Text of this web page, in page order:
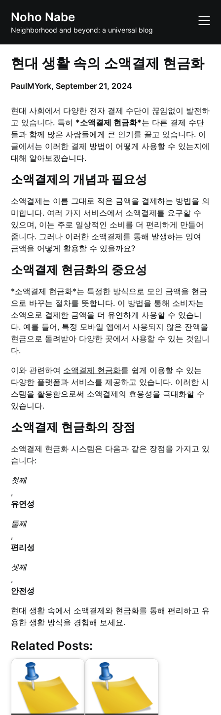
content
Noho Nabe
Neighborhood and beyond: a universal blog
현대 생활 속의 소액결제 현금화
PaulMYork,September 21, 2024
현대 사회에서 다양한 전자 결제 수단이 끊임없이 발전하
고 있습니다. 특히 *소액결제 현금화*는 다른 결제 수단
들과 함께 많은 사람들에게 큰 인기를 끌고 있습니다. 이
글에서는 이러한 결제 방법이 어떻게 사용할 수 있는지에
대해 알아보겠습니다.
소액결제의 개념과 필요성
소액결제는 이름 그대로 적은 금액을 결제하는 방법을 의
미합니다. 여러 가지 서비스에서 소액결제를 요구할 수
있으며, 이는 주로 일상적인 소비를 더 편리하게 만들어
줍니다. 그러나 이러한 소액결제를 통해 발생하는 잉여
금액을 어떻게 활용할 수 있을까요?
소액결제 현금화의 중요성
*소액결제 현금화*는 특정한 방식으로 모인 금액을 현금
으로 바꾸는 절차를 뜻합니다. 이 방법을 통해 소비자는
소액으로 결제한 금액을 더 유연하게 사용할 수 있습니
다. 예를 들어, 특정 모바일 앱에서 사용되지 않은 잔액을
현금으로 돌려받아 다양한 곳에서 사용할 수 있는 것입니
다.
이와 관련하여 소액결제 현금화를 쉽게 이용할 수 있는
다양한 플랫폼과 서비스를 제공하고 있습니다. 이러한 시
스템을 활용함으로써 소액결제의 효용성을 극대화할 수
있습니다.
소액결제 현금화의 장점
소액결제 현금화 시스템은 다음과 같은 장점을 가지고 있
습니다:
첫째
,
유연성
둘째
,
편리성
셋째
,
안전성
현대 생활 속에서 소액결제와 현금화를 통해 편리하고 유
용한 생활 방식을 경험해 보세요.
Related Posts: